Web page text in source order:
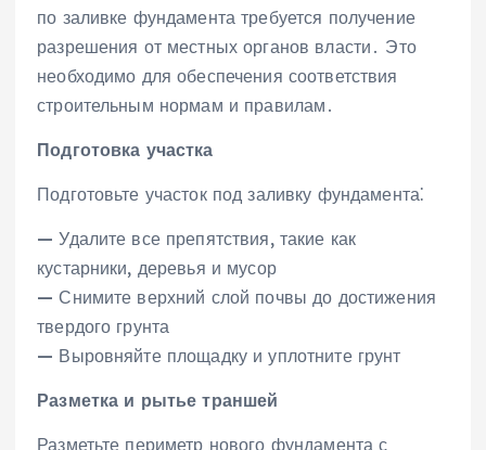
по заливке фундамента требуется получение
разрешения от местных органов власти․ Это
необходимо для обеспечения соответствия
строительным нормам и правилам․
Подготовка участка
Подготовьте участок под заливку фундамента⁚
— Удалите все препятствия‚ такие как
кустарники‚ деревья и мусор
— Снимите верхний слой почвы до достижения
твердого грунта
— Выровняйте площадку и уплотните грунт
Разметка и рытье траншей
Разметьте периметр нового фундамента с